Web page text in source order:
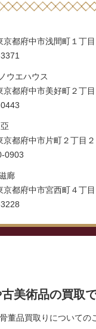
京都府中市浅間町１丁
ウエハウス
都府中市美好町２丁目
京都府中市片町２丁目２
0903
廊
京都府中市宮西町４丁目
美術品の買取
董品買取りについての